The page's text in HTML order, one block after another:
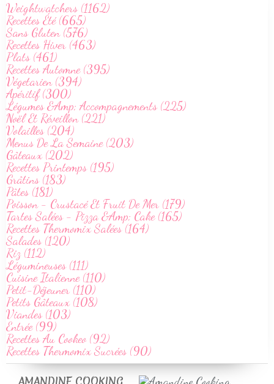
Weightwatchers (1162)
Recettes Été (665)
Sans Gluten (576)
Recettes Hiver (463)
Plats (461)
Recettes Automne (395)
Végetarien (394)
Apéritif (300)
Légumes &Amp; Accompagnements (225)
Noël Et Réveillon (221)
Volailles (204)
Menus De La Semaine (203)
Gâteaux (202)
Recettes Printemps (195)
Grâtins (183)
Pâtes (181)
Poisson - Crustacé Et Fruit De Mer (179)
Tartes Salées - Pizza &Amp; Cake (165)
Recettes Thermomix Salées (164)
Salades (120)
Riz (112)
Légumineuses (111)
Cuisine Italienne (110)
Petit-Déjeuner (110)
Petits Gâteaux (108)
Viandes (103)
Entrée (99)
Recettes Au Cookeo (92)
Recettes Thermomix Sucrées (90)